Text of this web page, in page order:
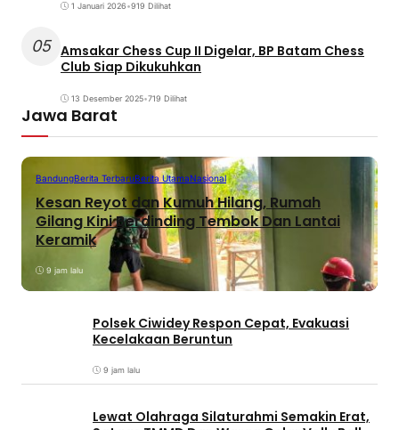
1 Januari 2026•919 Dilihat
05 Amsakar Chess Cup II Digelar, BP Batam Chess
Club Siap Dikukuhkan
13 Desember 2025•719 Dilihat
Jawa Barat
BandungBerita TerbaruBerita UtamaNasional
Kesan Reyot dan Kumuh Hilang, Rumah
Gilang Kini Berdinding Tembok Dan Lantai
Keramik
9 jam lalu
Polsek Ciwidey Respon Cepat, Evakuasi
Kecelakaan Beruntun
9 jam lalu
Lewat Olahraga Silaturahmi Semakin Erat,